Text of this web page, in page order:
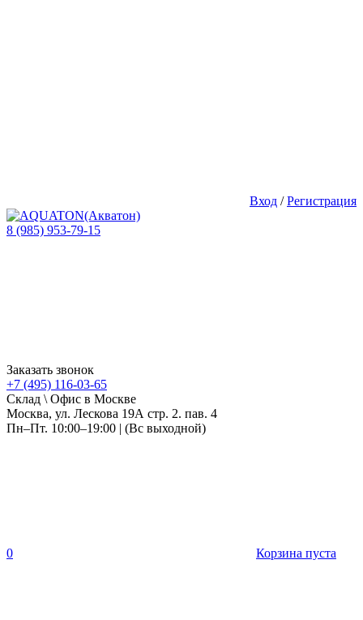
Вход /Регистрация
8 (985) 953-79-15
Заказать звонок
+7 (495) 116-03-65
Склад \ Офис в Москве
Москва, ул. Лескова 19А стр. 2. пав. 4
Пн–Пт. 10:00–19:00 | (Вс выходной)
0 Корзина пуста